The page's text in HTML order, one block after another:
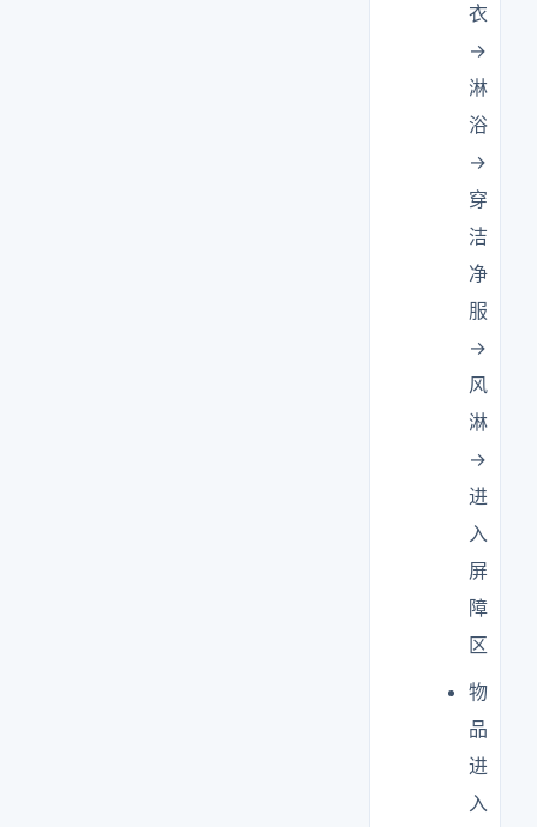
衣
→
淋
浴
→
穿
洁
净
服
→
风
淋
→
进
入
屏
障
区
物
品
进
入